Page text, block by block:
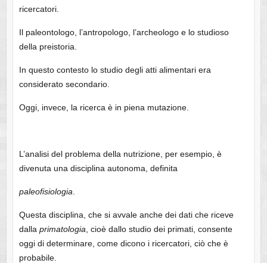
ricercatori.
Il paleontologo, l’antropologo, l’archeologo e lo studioso
della preistoria.
In questo contesto lo studio degli atti alimentari era
considerato secondario.
Oggi, invece, la ricerca è in piena mutazione.
L’analisi del problema della nutrizione, per esempio, è
divenuta una disciplina autonoma, definita
paleofisiologia
Questa disciplina, che si avvale anche dei dati che riceve
dalla primatologia , cioè dallo studio dei primati, consente
oggi di determinare, come dicono i ricercatori, ciò che è
probabile.